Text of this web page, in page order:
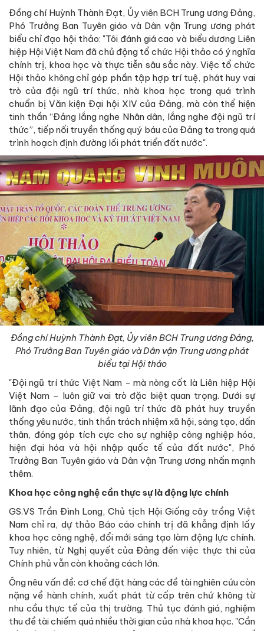
Đồng chí Huỳnh Thành Đạt, Ủy viên BCH Trung ương Đảng,
Phó Trưởng Ban Tuyên giáo và Dân vận Trung ương phát
biểu chỉ đạo hội thảo: "Tôi đánh giá cao và biểu dương Liên
hiệp Hội Việt Nam đã chủ động tổ chức Hội thảo có ý nghĩa
chính trị, khoa học và thực tiễn sâu sắc này. Việc tổ chức
Hội thảo không chỉ góp phần tập hợp trí tuệ, phát huy vai
trò của đội ngũ trí thức, nhà khoa học trong quá trình
chuẩn bị Văn kiện Đại hội XIV của Đảng, mà còn thể hiện
tinh thần “Đảng lắng nghe Nhân dân, lắng nghe đội ngũ trí
thức”, tiếp nối truyền thống quý báu của Đảng ta trong quá
trình hoạch định đường lối phát triển đất nước".
Đồng chí Huỳnh Thành Đạt, Ủy viên BCH Trung ương Đảng,
Phó Trưởng Ban Tuyên giáo và Dân vận Trung ương phát
biểu tại Hội thảo
"Đội ngũ trí thức Việt Nam - mà nòng cốt là Liên hiệp Hội
Việt Nam – luôn giữ vai trò đặc biệt quan trọng. Dưới sự
lãnh đạo của Đảng, đội ngũ trí thức đã phát huy truyền
thống yêu nước, tinh thần trách nhiệm xã hội, sáng tạo, dấn
thân, đóng góp tích cực cho sự nghiệp công nghiệp hóa,
hiện đại hóa và hội nhập quốc tế của đất nước", Phó
Trưởng Ban Tuyên giáo và Dân vận Trung ương nhấn mạnh
thêm.
Khoa học công nghệ cần thực sự là động lực chính
GS.VS Trần Đình Long, Chủ tịch Hội Giống cây trồng Việt
Nam chỉ ra, dự thảo Báo cáo chính trị đã khẳng định lấy
khoa học công nghệ, đổi mới sáng tạo làm động lực chính.
Tuy nhiên, từ Nghị quyết của Đảng đến việc thực thi của
Chính phủ vẫn còn khoảng cách lớn.
Ông nêu vấn đề: cơ chế đặt hàng các đề tài nghiên cứu còn
nặng về hành chính, xuất phát từ cấp trên chứ không từ
nhu cầu thực tế của thị trường. Thủ tục đánh giá, nghiệm
thu đề tài chiếm quá nhiều thời gian của nhà khoa học. "Cần